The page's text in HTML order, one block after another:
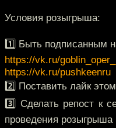
Условия розыгрыша:
1️⃣ Быть подписанным
https://vk.ru/
https://vk.ru/pushkeenru
2️⃣ Поставить лайк
3️⃣ Сделать репост к
проведения розыгрыша